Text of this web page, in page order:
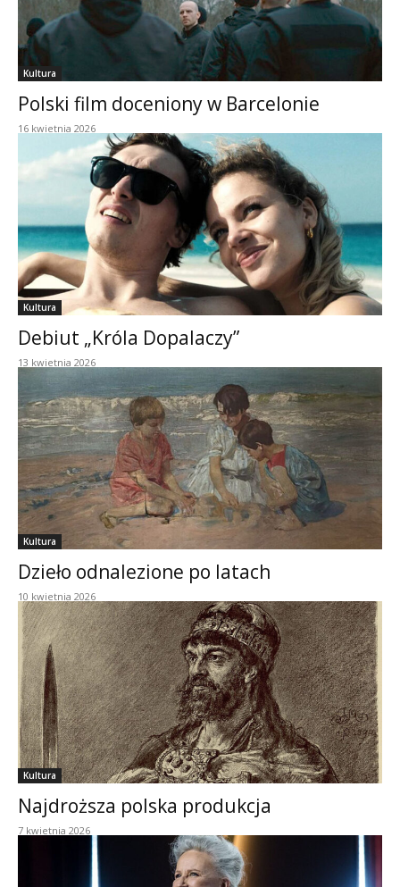
Kultura
Polski film doceniony w Barcelonie
16 kwietnia 2026
Kultura
Debiut „Króla Dopalaczy”
13 kwietnia 2026
Kultura
Dzieło odnalezione po latach
10 kwietnia 2026
Kultura
Najdroższa polska produkcja
7 kwietnia 2026